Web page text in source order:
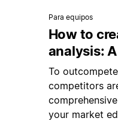
Para equipos
How to
analysis:
To
competitors
your market